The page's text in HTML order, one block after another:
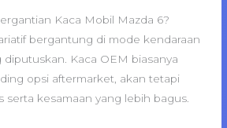
Kaca Mobil Mazda 6?
bergantung di mode kendaraan
Kaca OEM biasanya
opsi aftermarket, akan tetapi
serta kesamaan yang lebih bagus.